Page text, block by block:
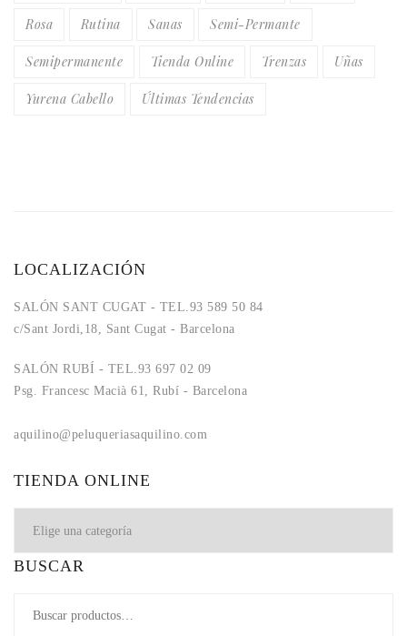
Rosa Rutina Sanas Semi-Permante
Semipermanente Tienda Online Trenzas Uñas
Yurena Cabello Últimas Tendencias
LOCALIZACIÓN
SALÓN SANT CUGAT - TEL.93 589 50 84
c/Sant Jordi,18, Sant Cugat - Barcelona
SALÓN RUBÍ - TEL.93 697 02 09
Psg. Francesc Macià 61, Rubí - Barcelona
aquilino@peluqueriasaquilino.com
TIENDA ONLINE
BUSCAR